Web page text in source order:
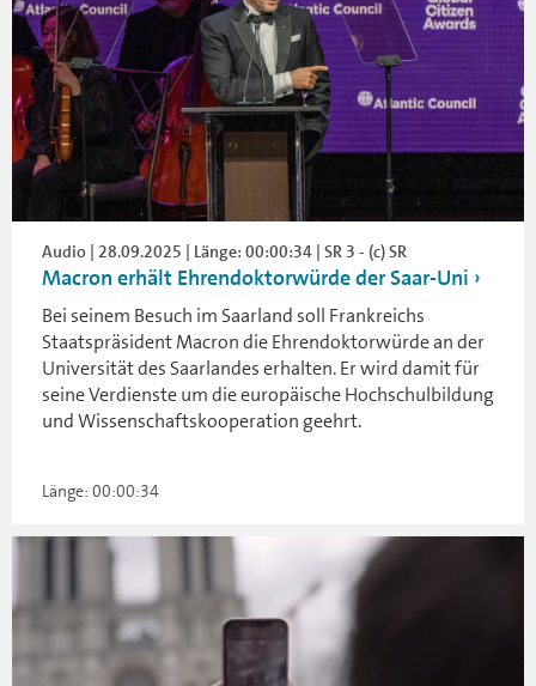
Audio | 28.09.2025 | Länge: 00:00:34 | SR 3 - (c) SR
Macron erhält Ehrendoktorwürde der Saar-Uni
Bei seinem Besuch im Saarland soll Frankreichs
Staatspräsident Macron die Ehrendoktorwürde an der
Universität des Saarlandes erhalten. Er wird damit für
seine Verdienste um die europäische Hochschulbildung
und Wissenschaftskooperation geehrt.
Länge: 00:00:34